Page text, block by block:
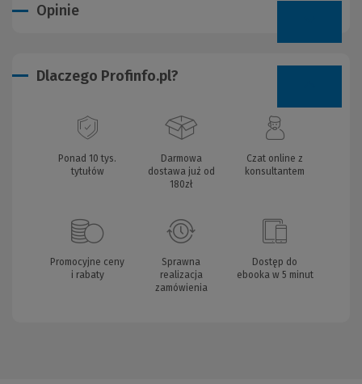
Opinie
Dlaczego Profinfo.pl?
Ponad 10 tys.
tytułów
Darmowa
dostawa już od
180zł
Czat online z
konsultantem
Promocyjne ceny
i rabaty
Sprawna
realizacja
zamówienia
Dostęp do
ebooka w 5 minut